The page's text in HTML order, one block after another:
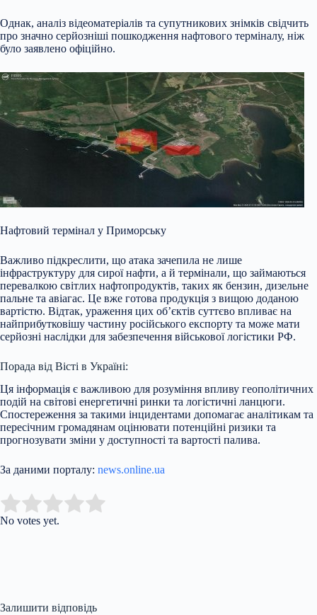
Однак, аналіз відеоматеріалів та супутникових знімків свідчить
про значно серйозніші пошкодження нафтового терміналу, ніж
було заявлено офіційно.
Нафтовий термінал у Приморську
Важливо підкреслити, що атака зачепила не лише
інфраструктуру для сирої нафти, а й термінали, що займаються
перевалкою світлих нафтопродуктів, таких як бензин, дизельне
пальне та авіагас. Це вже готова продукція з вищою доданою
вартістю. Відтак, ураження цих об’єктів суттєво впливає на
найприбутковішу частину російського експорту та може мати
серйозні наслідки для забезпечення військової логістики РФ.
Порада від Вісті в Україні:
Ця інформація є важливою для розуміння впливу геополітичних
подій на світові енергетичні ринки та логістичні ланцюги.
Спостереження за такими інцидентами допомагає аналітикам та
пересічним громадянам оцінювати потенційні ризики та
прогнозувати зміни у доступності та вартості палива.
За даними порталу: news.online.ua
Rate this item:
No votes yet.
Залишити відповідь